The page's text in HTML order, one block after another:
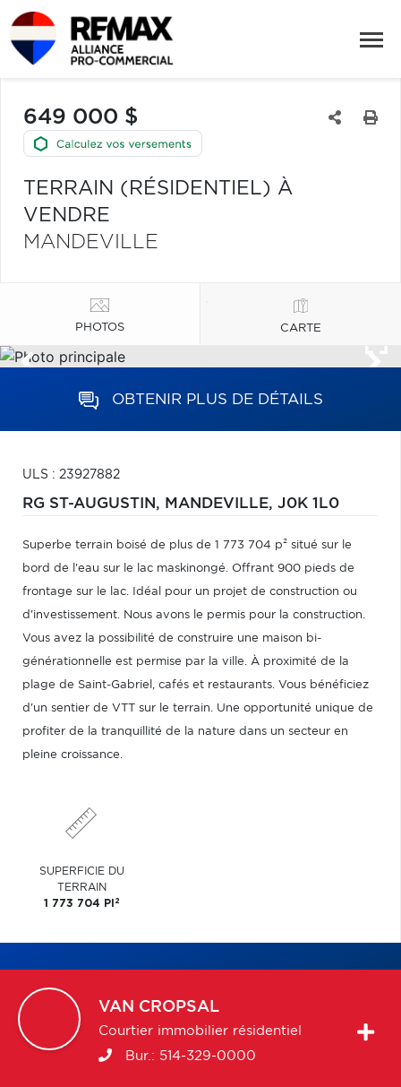
649 000 $
TERRAIN (RÉSIDENTIEL) À
VENDRE
MANDEVILLE
PHOTOS CARTE
OBTENIR PLUS DE DÉTAILS
ULS : 23927882
RG ST-AUGUSTIN, MANDEVILLE, J0K 1L0
Superbe terrain boisé de plus de 1 773 704 p² situé sur le
bord de l'eau sur le lac maskinongé. Offrant 900 pieds de
frontage sur le lac. Idéal pour un projet de construction ou
d'investissement. Nous avons le permis pour la construction.
Vous avez la possibilité de construire une maison bi-
générationnelle est permise par la ville. À proximité de la
plage de Saint-Gabriel, cafés et restaurants. Vous bénéficiez
d'un sentier de VTT sur le terrain. Une opportunité unique de
profiter de la tranquillité de la nature dans un secteur en
pleine croissance.
SUPERFICIE DU
TERRAIN
1 773 704 PI 2
VAN CROPSAL
Courtier immobilier résidentiel
Bur.: 514-329-0000